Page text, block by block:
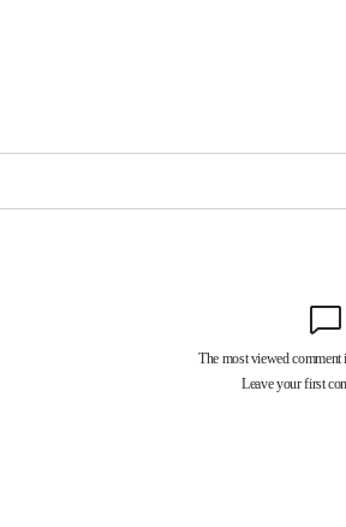
적국 목표물들"과 대치로 남부 케슘섬에서 두차
정출산 금지 행정명령 서명
제 하락 마감…나스닥 0.06%↓
책임' 임성근, 항소심도 징역 3년
라 식중독 원인은 멕시코산 할라피뇨"-- CDC
, HL만도 평택사업장 끼임 사망 관련 압수수색
표율 허위 입력' 중앙·서울·경기도 선관위 등 9곳